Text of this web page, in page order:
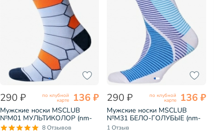
290 ₽ по клубной
карте 136 ₽
Мужские носки MSCLUB
№М01 МУЛЬТИКОЛОР (nm-
44)
8 Отзывов
290 ₽ по клубной
карте 136 ₽
Мужские носки MSCLUB
№М31 БЕЛО-ГОЛУБЫЕ (nm-
339)
1 Отзыв